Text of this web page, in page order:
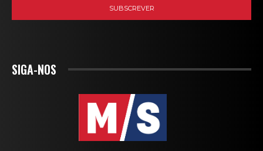
SIGA-NOS